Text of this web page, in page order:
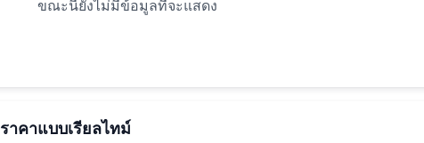
ขณะนี้ยังไม่มีข้อมูลที่จะแสดง
าคาแบบเรียลไทม์